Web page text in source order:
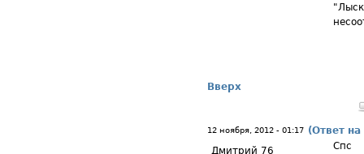
Вверх
12 ноября, 2012 - 01:17 (Ответ
Дмитрий 76
Спс